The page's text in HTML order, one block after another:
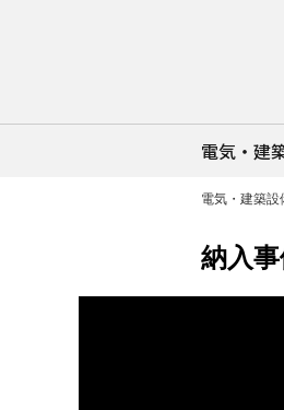
電気・建
電気・建築設
納入